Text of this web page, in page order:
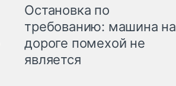
Остановка по
требованию: машина на
дороге помехой не
является